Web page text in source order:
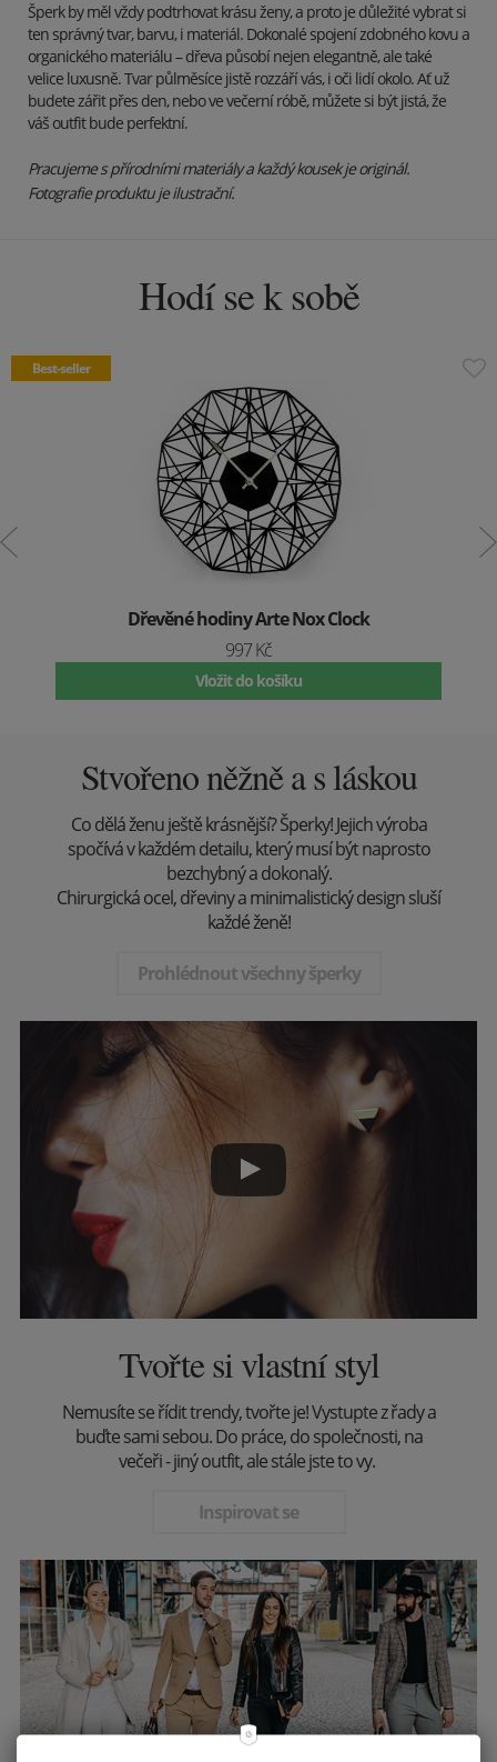
Šperk by měl vždy podtrhovat krásu ženy, a proto je důležité vybrat si
ten správný tvar, barvu, i materiál. Dokonalé spojení zdobného kovu a
organického materiálu – dřeva působí nejen elegantně, ale také
velice luxusně. Tvar půlměsíce jistě rozzáří vás, i oči lidí okolo. Ať už
budete zářit přes den, nebo ve večerní róbě, můžete si být jistá, že
váš outfit bude perfektní.
Pracujeme s přírodními materiály a každý kousek je originál.
Fotografie produktu je ilustrační.
Hodí se k sobě
Best-seller
Dřevěné hodiny Arte Nox Clock
997 Kč
Vložit do košíku
Stvořeno něžně a s láskou
Co dělá ženu ještě krásnější? Šperky! Jejich výroba
spočívá v každém detailu, který musí být naprosto
bezchybný a dokonalý.
Chirurgická ocel, dřeviny a minimalistický design sluší
každé ženě!
Prohlédnout všechny šperky
Tvořte si vlastní styl
Nemusíte se řídit trendy, tvořte je! Vystupte z řady a
buďte sami sebou. Do práce, do společnosti, na
večeři - jiný outfit, ale stále jste to vy.
Inspirovat se